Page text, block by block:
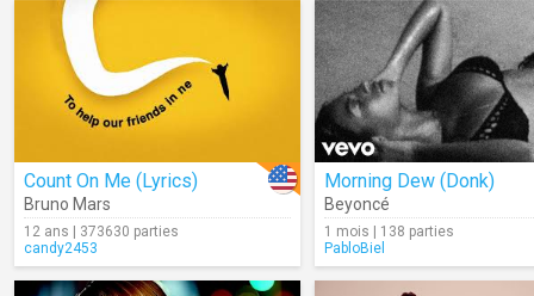
Count On Me (Lyrics)
Bruno Mars
12 ans | 373630 parties
candy2453
Morning Dew (Donk)
Beyoncé
1 mois | 138 parties
PabloBiel